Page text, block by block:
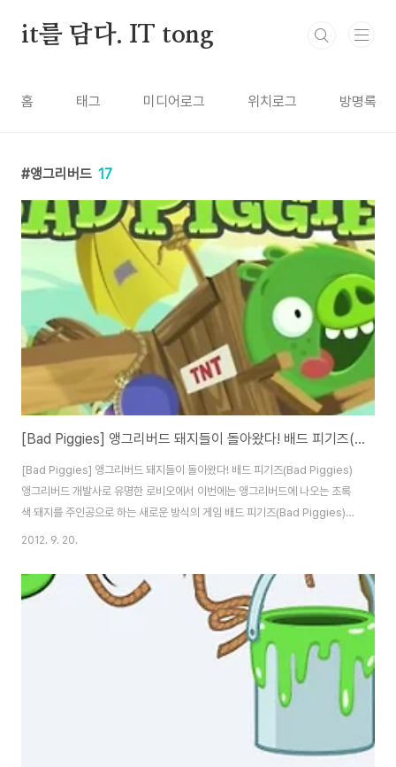
it를 담다. IT tong
홈 태그 미디어로그 위치로그 방명록
앵그리버드 17
[Bad Piggies] 앵그리버드 돼지들이 돌아왔다! 배드 피기즈(Bad Piggies)
[Bad Piggies] 앵그리버드 돼지들이 돌아왔다! 배드 피기즈(Bad Piggies)
앵그리버드 개발사로 유명한 로비오에서 이번에는 앵그리버드에 나오는 초록
색 돼지를 주인공으로 하는 새로운 방식의 게임 배드 피기즈(Bad Piggies)를
27일 출시합니다. 로비오는 페이스북과 유튜브를 통해 배드 피기즈(Bad
레이 영상을 공개해 출시가 코앞에 왔다는 사실을 느끼게 해주는 것 같습니다.
배드 피기즈(Bad Piggies)는 그동안 로비오사가 출시했던 앵그리버드, 앵그
리버드 시즌, 앵그리버드 리오, 앵그리버드 스페이스와는 다른 게임방식으로
초록색 돼지들의 시선으로 진행되는 게임인데요. 고무줄이나 새총을 통해 돼지
2012. 9. 20.